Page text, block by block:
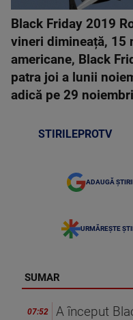
Black Friday 2019
vineri dimineață, 15
americane, Black
patra joi a lunii
adică pe 29
STIRILEPROTV
ADAUGĂ
URMĂREȘTE
SUMAR
07:52 A început